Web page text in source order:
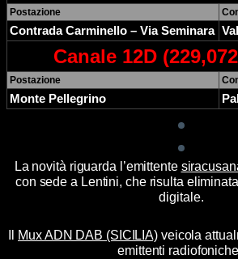
Postazione
Contrada Carminello – Via Seminara
Canale 12D
Postazione
Monte Pellegrino
La novità riguarda l’emittente
con sede a Lentini, che risulta
digitale.
Mux ADN DAB (SICILIA) veicola
emittenti